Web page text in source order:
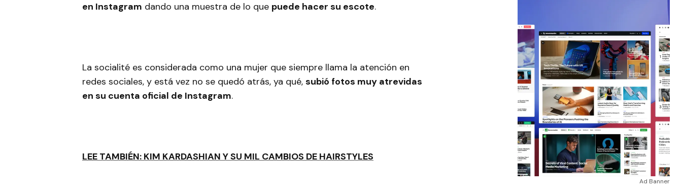
en Instagram dando una muestra de lo que puede hacer su escote.
La socialité es considerada como una mujer que siempre llama la atención en
redes sociales, y está vez no se quedó atrás, ya qué, subió fotos muy atrevidas
en su cuenta oficial de Instagram.
LEE TAMBIÉN: KIM KARDASHIAN Y SU MIL CAMBIOS DE HAIRSTYLES
Ad Banner